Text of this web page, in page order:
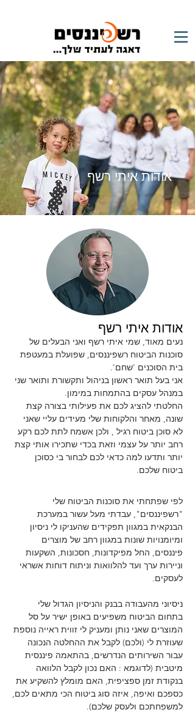
אודות איתי רשף
אודות איתי רשף
נעים מאוד, שמי איתי רשף ואני הבעלים של
סוכנות הביטוח רשפיננסים, שפועלת במעטפת
בית הסוכנים 'שחם'.
אני בעל תואר ראשון בניהול ותקשורת ותואר שני
במנהל עסקים בהתמחות במימון.
החלטתי להציג לכם את פעילותי בצורה קצת
שונה, מאחר והלקוחות שלי מעידים עליי שאני
לא סוכן ביטוח רגיל , ולכן אשמח לתת לכם רקע
רחב יותר על עצמי וזאת בכדי שתכירו אותי קצת
יותר ותדעו למה כדאי לכם לבחור בי כסוכן
ביטוח שלכם.
לפי שפתחתי את סוכנות הביטוח שלי
"רשפיננסים", עבדתי מעל עשור במערכת
הבנקאית במגוון תפקידים שהעניקו לי ניסיון
ומיומנויות שונות במגוון רחב של מוצרים
פיננסים, החל מפיקדונות, חסכונות, השקעות
וניירות ערך ועד להלוואות וניתוח דוחות אשראי
לעסקים.
ניסיוני מהעבודה בבנק והניסיון הגדול שלי
בתחום הביטוח משפיעים באופן ישיר על סל
המוצרים שאני נותן ומעניק לי זווית ראייה נוספת
שעוזרת לי (ולכם) לקבל את ההחלטה הנכונה
עבור השירותים הנדרשים, בהתאמה פיננסית
מיטבית (לדוגמא : האם נכון לקבל הלוואה
בנקודת זמן ספציפית, האם מומלץ להשקיע את
כספכם ואיפה, איזה סוג ביטוח הכי מתאים לכם,
למשפחתכם ולעסק שלכם).